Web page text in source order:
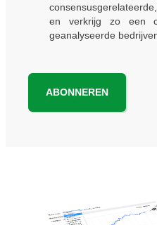
en verkrijg zo een
geanalyseerde
ABONNEREN